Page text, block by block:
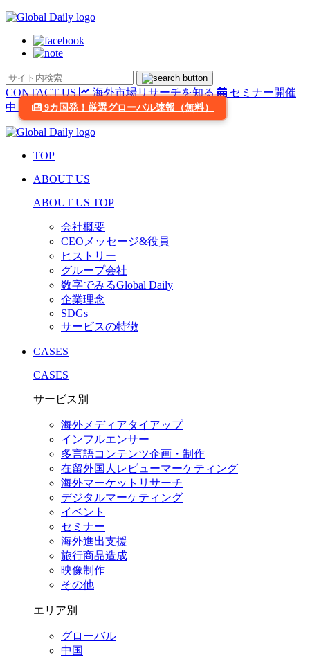
CONTACT US 海外市場リサーチを知る
セミナー開催
中
9カ国発！厳選グローバル速報（無料）
TOP
ABOUT US
ABOUT US TOP
会社概要
CEOメッセージ&役員
ヒストリー
グループ会社
数字でみるGlobal Daily
企業理念
SDGs
サービスの特徴
CASES
CASES
サービス別
海外メディアタイアップ
インフルエンサー
多言語コンテンツ企画・制作
在留外国⼈レビューマーケティング
海外マーケットリサーチ
デジタルマーケティング
イベント
セミナー
海外進出支援
旅行商品造成
映像制作
その他
エリア別
グローバル
中国